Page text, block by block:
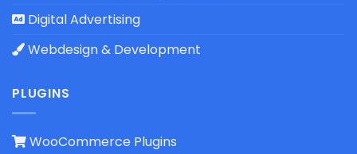
Digital Advertising
Webdesign & Development
PLUGINS
WooCommerce Plugins